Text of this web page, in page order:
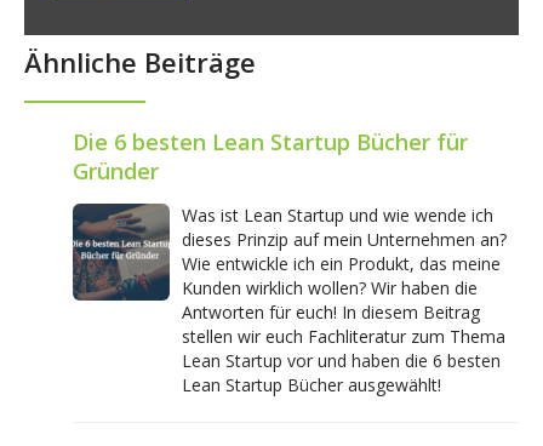
Ähnliche Beiträge
Die 6 besten Lean Startup Bücher für
Gründer
Was ist Lean Startup und wie wende ich
dieses Prinzip auf mein Unternehmen an?
Wie entwickle ich ein Produkt, das meine
Kunden wirklich wollen? Wir haben die
Antworten für euch! In diesem Beitrag
stellen wir euch Fachliteratur zum Thema
Lean Startup vor und haben die 6 besten
Lean Startup Bücher ausgewählt!